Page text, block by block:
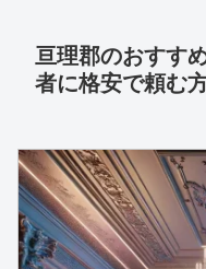
亘理郡のおすす
者に格安で頼む